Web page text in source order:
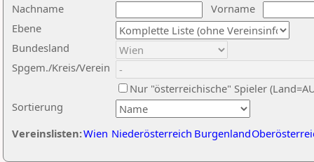
Nachname
Vorname
Ebene
Sortierung
Bundesland
Spgem./Kreis/Verein
Nur "österreichische" Spieler
Vereinslisten:Wien Niederösterreich Burgenland